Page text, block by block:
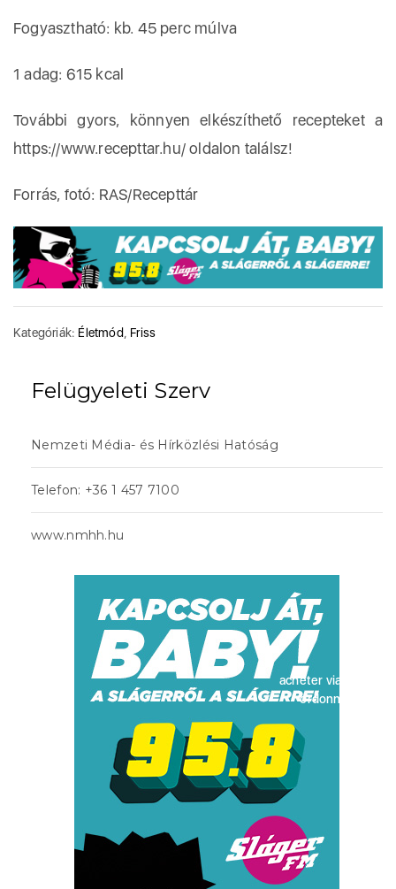
Fogyasztható: kb. 45 perc múlva
1 adag: 615 kcal
További gyors, könnyen elkészíthető recepteket a
https://www.recepttar.hu/ oldalon találsz!
Forrás, fotó: RAS/Recepttár
Kategóriák: Életmód Friss
Felügyeleti Szerv
Nemzeti Média- és Hírközlési Hatóság
Telefon: +36 1 457 7100
www.nmhh.hu
acheter viagra sans
ordonnance